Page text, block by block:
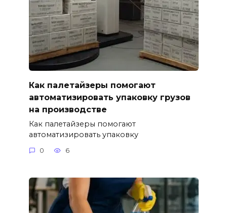
Как палетайзеры помогают
автоматизировать упаковку грузов
на производстве
Как палетайзеры помогают
автоматизировать упаковку
0 6